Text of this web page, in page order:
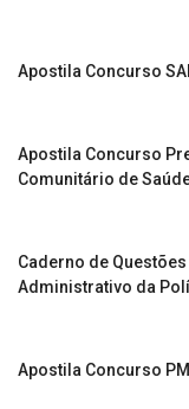
Apostila Concurso
Apostila Concurso
Comunitário de
Caderno de
Administrativo da
Apostila Concurso